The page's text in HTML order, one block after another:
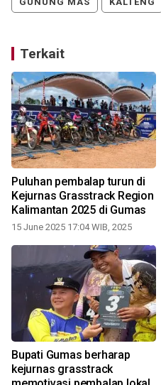
Terkait
Puluhan pembalap turun di
Kejurnas Grasstrack Region
Kalimantan 2025 di Gumas
15 June 2025 17:04 WIB, 2025
Bupati Gumas berharap
kejurnas grasstrack